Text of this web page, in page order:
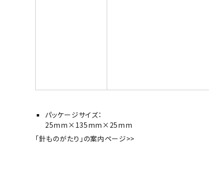
パッケージサイズ：
25mm×135mm×25mm
「針ものがたり」の案内ページ>>